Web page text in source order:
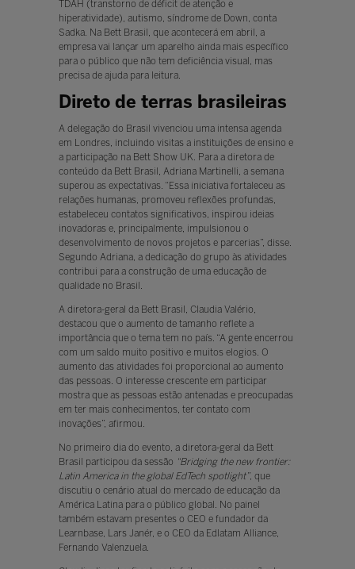
TDAH (transtorno de déficit de atenção e
hiperatividade), autismo, síndrome de Down, conta
Sadka. Na Bett Brasil, que acontecerá em abril, a
empresa vai lançar um aparelho ainda mais específico
para o público que não tem deficiência visual, mas
precisa de ajuda para leitura.
Direto de terras brasileiras
A delegação do Brasil vivenciou uma intensa agenda
em Londres, incluindo visitas a instituições de ensino e
a participação na Bett Show UK. Para a diretora de
conteúdo da Bett Brasil, Adriana Martinelli, a semana
superou as expectativas. “Essa iniciativa fortaleceu as
relações humanas, promoveu reflexões profundas,
estabeleceu contatos significativos, inspirou ideias
inovadoras e, principalmente, impulsionou o
desenvolvimento de novos projetos e parcerias”, disse.
Segundo Adriana, a dedicação do grupo às atividades
contribui para a construção de uma educação de
qualidade no Brasil.
A diretora-geral da Bett Brasil, Claudia Valério,
destacou que o aumento de tamanho reflete a
importância que o tema tem no país. “A gente encerrou
com um saldo muito positivo e muitos elogios. O
aumento das atividades foi proporcional ao aumento
das pessoas. O interesse crescente em participar
mostra que as pessoas estão antenadas e preocupadas
em ter mais conhecimentos, ter contato com
inovações”, afirmou.
No primeiro dia do evento, a diretora-geral da Bett
Brasil participou da sessão “Bridging the new frontier:
Latin America in the global EdTech spotlight”, que
discutiu o cenário atual do mercado de educação da
América Latina para o público global. No painel
também estavam presentes o CEO e fundador da
Learnbase, Lars Janér, e o CEO da Edlatam Alliance,
Fernando Valenzuela.